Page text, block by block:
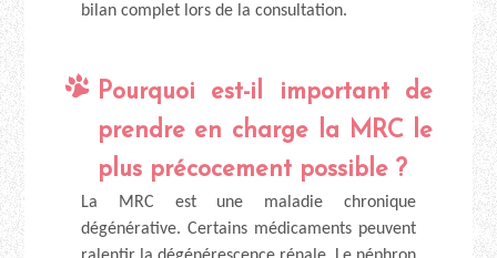
bilan complet lors de la consultation.
Pourquoi est-il important de
prendre en charge la MRC le
plus précocement possible ?
La MRC est une maladie chronique
dégénérative. Certains médicaments peuvent